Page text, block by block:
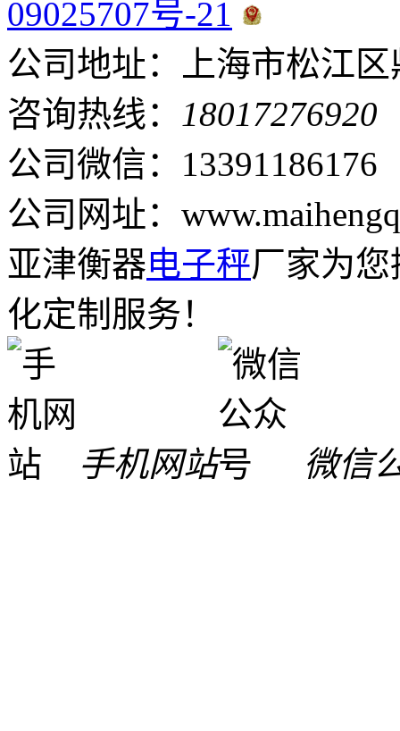
09025707号-21
公司地址：上海市松江区
咨询热线： 18017276920
公司微信：13391186176
公司网址：
亚津衡器电子秤厂家为
化定制服务！
手机网站 微信